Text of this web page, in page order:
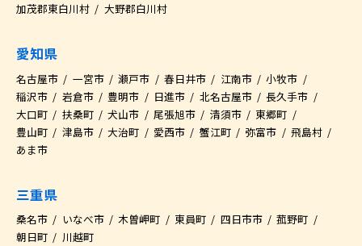
加茂郡東白川村
大野郡白川村
愛知県
名古屋市 一宮市 瀬戸市 春日井市 江南市
小牧市
稲沢市
岩倉市 豊明市 日進市 北名古屋市
長久手市
大口町
扶桑町 犬山市 尾張旭市 清須市
東郷町
豊山町
津島市 大治町 愛西市 蟹江町 弥富市
飛島村
あま市
三重県
桑名市 いなべ市 木曽岬町 東員町 四日市市
菰野町
朝日町
川越町